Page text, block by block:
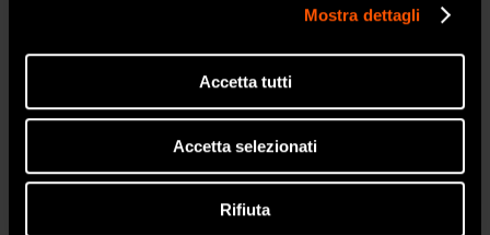
Mostra dettagli
Accetta tutti
Accetta selezionati
Rifiuta